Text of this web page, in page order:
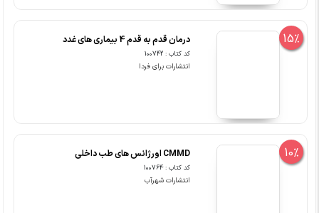
15% درمان قدم به قدم 4 بیماری های غدد
کد کتاب : 100742
انتشارات برای فردا
10% CMMD اورژانس های طب داخلی
کد کتاب : 100764
انتشارات شهرآب